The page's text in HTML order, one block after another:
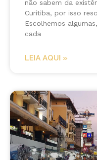
não sabem da
Curitiba, por isso
Escolhemos
cada
LEIA AQUI »